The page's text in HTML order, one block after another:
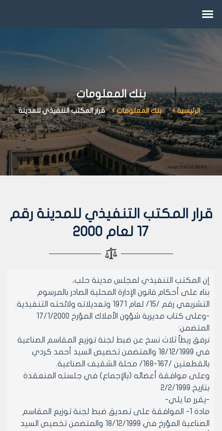
بنك المعلومات
الرئيسية بنك المعلومات قرار المكتب التنفيذي للمدينة
قرار المكتب التنفيذي للمدينة رقم
17 لعام 2000
إن المكتب التنفيذي لمجلس مدينة حلب،
بناءً على أحكام قانون الإدارة المحلية الصادر بالمرسوم
التشريعي رقم /15/ لعام 1971 وتعديلاته ولائحته التنفيذية.
-وعلى كتاب مديرية شؤون الأملاك المؤرخ 17/1/2000
المتضمن:
نرفق ربطاً ثلاث نسخ عن ضبط لجنة توزيع المقاسم الصناعية
في 18/12/1999 والمتضمن تخصيص السيد أحمد كردي
بالقطعتين /167-168/ محلة الشقيف الصناعية.
وعلى موافقة أعضائه (بالإجماع) في جلسته المنعقدة
بتاريخ 2/2/1999
-يقرر ما يلي-
مادة 1- الموافقة على تصديق ضبط لجنة توزيع المقاسم
الصناعية المؤرخ في 18/12/1999 والمتضمن تخصيص السيد